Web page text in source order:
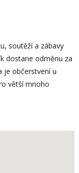
soutěží a zábavy
dostane odměnu za
je občerstvení u
větší mnoho